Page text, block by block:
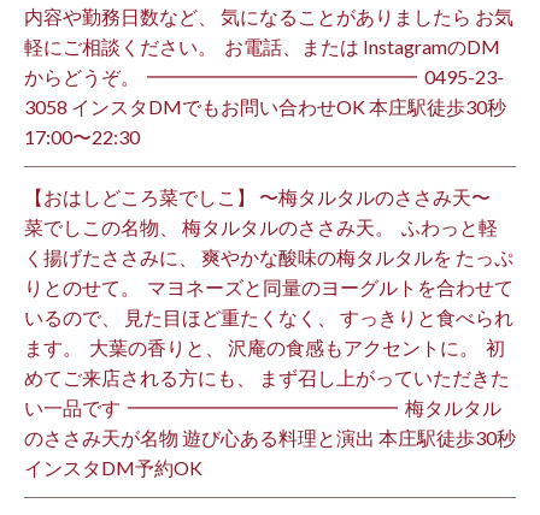
内容や勤務日数など、 気になることがありましたら お気
軽にご相談ください。 ⁡ お電話、または InstagramのDM
からどうぞ。 ⁡ ━━━━━━━━━━━━━━ ⁡ ️0495-23-
3058 インスタDMでもお問い合わせOK 本庄駅徒歩30秒
17:00〜22:30 ⁡
【おはしどころ菜でしこ】 〜梅タルタルのささみ天〜 ⁡
菜でしこの名物、 梅タルタルのささみ天。 ⁡ ふわっと軽
く揚げたささみに、 爽やかな酸味の梅タルタルを たっぷ
りとのせて。 ⁡ マヨネーズと同量のヨーグルトを合わせて
いるので、 見た目ほど重たくなく、 すっきりと食べられ
ます。 ⁡ 大葉の香りと、 沢庵の食感もアクセントに。 ⁡ 初
めてご来店される方にも、 まず召し上がっていただきた
い一品です️ ⁡ ━━━━━━━━━━━━━━ ⁡ 梅タルタル
のささみ天が名物 遊び心ある料理と演出 本庄駅徒歩30秒
インスタDM予約OK ⁡